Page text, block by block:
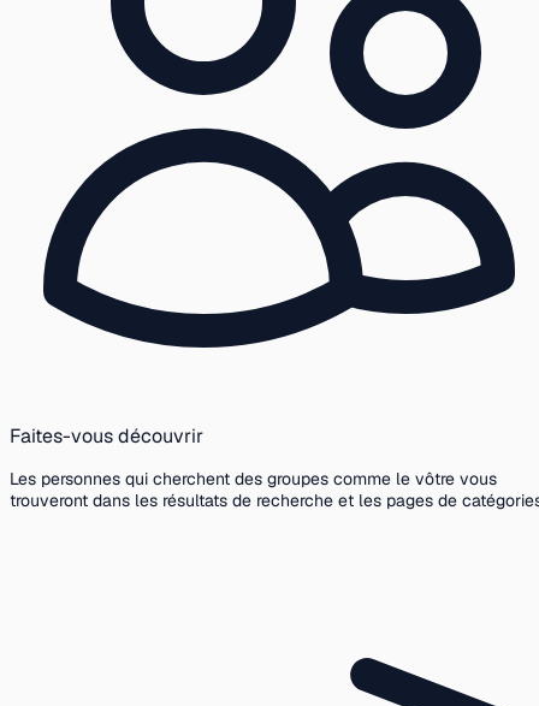
Faites-vous découvrir
Les personnes qui cherchent des groupes comme le vôtre vous
trouveront dans les résultats de recherche et les pages de